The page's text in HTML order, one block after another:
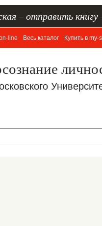
отправить книгу
line Весь каталог Купить в my-